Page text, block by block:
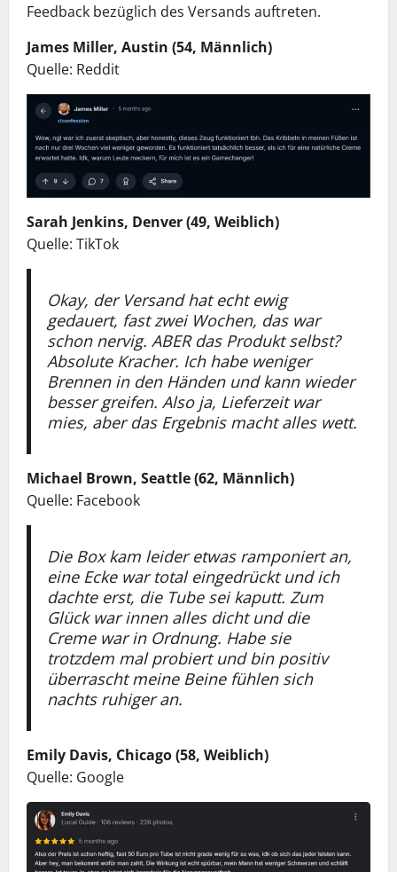
Feedback bezüglich des Versands auftreten.
James Miller, Austin (54, Männlich)
Quelle: Reddit
Sarah Jenkins, Denver (49, Weiblich)
Quelle: TikTok
Okay, der Versand hat echt ewig
gedauert, fast zwei Wochen, das war
schon nervig. ABER das Produkt selbst?
Absolute Kracher. Ich habe weniger
Brennen in den Händen und kann wieder
besser greifen. Also ja, Lieferzeit war
mies, aber das Ergebnis macht alles wett.
Michael Brown, Seattle (62, Männlich)
Quelle: Facebook
Die Box kam leider etwas ramponiert an,
eine Ecke war total eingedrückt und ich
dachte erst, die Tube sei kaputt. Zum
Glück war innen alles dicht und die
Creme war in Ordnung. Habe sie
trotzdem mal probiert und bin positiv
überrascht meine Beine fühlen sich
nachts ruhiger an.
Emily Davis, Chicago (58, Weiblich)
Quelle: Google